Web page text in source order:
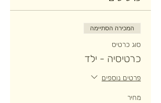
המכירה הסתיימה
סוג כרטיס
כרטיסיה - ילד
פרטים נוספים
מחיר